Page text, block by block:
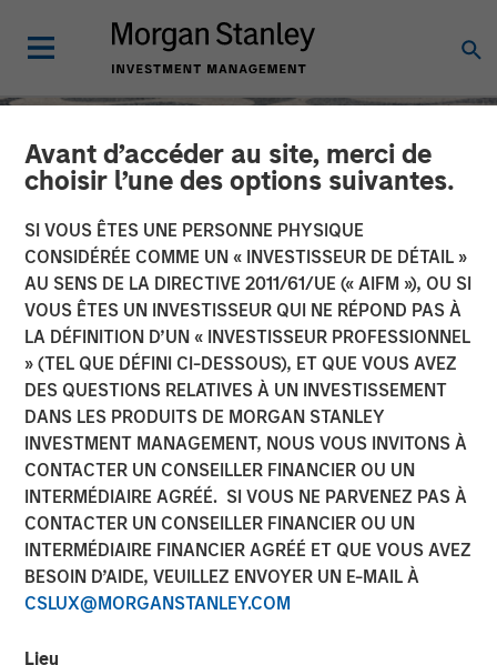
Avant d’accéder au site, merci de
choisir l’une des options suivantes.
SI VOUS ÊTES UNE PERSONNE PHYSIQUE
CONSIDÉRÉE COMME UN « INVESTISSEUR DE DÉTAIL »
AU SENS DE LA DIRECTIVE 2011/61/UE (« AIFM »), OU SI
VOUS ÊTES UN INVESTISSEUR QUI NE RÉPOND PAS À
LA DÉFINITION D’UN « INVESTISSEUR PROFESSIONNEL
» (TEL QUE DÉFINI CI-DESSOUS), ET QUE VOUS AVEZ
DES QUESTIONS RELATIVES À UN INVESTISSEMENT
DANS LES PRODUITS DE MORGAN STANLEY
INVESTMENT MANAGEMENT, NOUS VOUS INVITONS À
CONTACTER UN CONSEILLER FINANCIER OU UN
INTERMÉDIAIRE AGRÉÉ. SI VOUS NE PARVENEZ PAS À
CONTACTER UN CONSEILLER FINANCIER OU UN
INTERMÉDIAIRE FINANCIER AGRÉÉ ET QUE VOUS AVEZ
BESOIN D’AIDE, VEUILLEZ ENVOYER UN E-MAIL À
CSLUX@MORGANSTANLEY.COM
Lieu
SLIMMON'S TAKE INSIGHTS
Mid-Year Equity Market
Outlook - July 2026
06 JUILLET 2026